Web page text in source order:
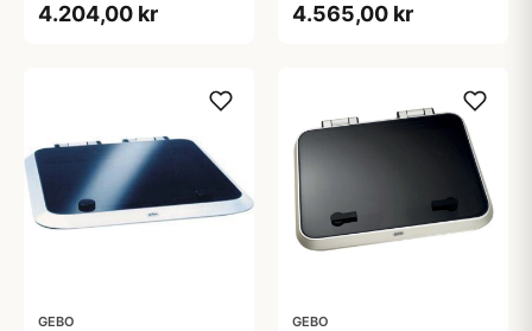
4.204,00 kr 4.565,00 kr
GEBO GEBO